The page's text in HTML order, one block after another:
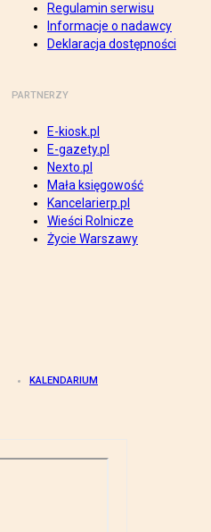
Regulamin serwisu
Informacje o nadawcy
Deklaracja dostępności
PARTNERZY
E-kiosk.pl
E-gazety.pl
Nexto.pl
Mała księgowość
Kancelarierp.pl
Wieści Rolnicze
Życie Warszawy
KALENDARIUM